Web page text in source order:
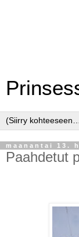
maanantai 13.
Paahdetut